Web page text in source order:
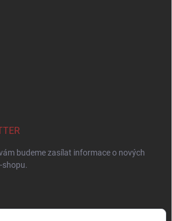
budeme zasílat informace o nových
shopu.